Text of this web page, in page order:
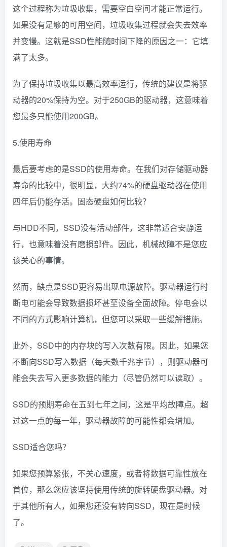
这个过程称为垃圾收集，需要空白空间才能正常运行。
如果没有足够的可用空间，垃圾收集过程就会失去效率
并变慢。这就是SSD性能随时间下降的原因之一：它填
满了太多。
为了保持垃圾收集以最高效率运行，传统的建议是将驱
动器的20%保持为空。对于250GB的驱动器，这意味着
您最多只能使用200GB。
5.使用寿命
最后要考虑的是SSD的使用寿命。在我们对存储驱动器
寿命的比较中，很明显，大约74%的硬盘驱动器在使用
四年后仍能存活。固态硬盘如何比较？
与HDD不同，SSD没有活动部件，这非常适合安静运
行，也意味着没有磨损部件。因此，机械故障不是您应
该关心的事情。
然而，缺点是SSD更容易出现电源故障。驱动器运行时
断电可能会导致数据损坏甚至设备全面故障。停电会以
不同的方式影响计算机，但您可以采取一些缓解措施。
此外，SSD中的内存块的写入次数有限。因此，如果您
不断向SSD写入数据（每天数千兆字节），则驱动器可
能会失去写入更多数据的能力（尽管仍然可以读取）。
SSD的预期寿命在五到七年之间，这是平均故障点。超
过这一点的每一年，驱动器故障的可能性都会增加。
SSD适合您吗？
如果您预算紧张，不关心速度，或者将数据可靠性放在
首位，那么您应该坚持使用传统的旋转硬盘驱动器。对
于其他所有人，如果您还没有转向SSD，现在是时候
了。